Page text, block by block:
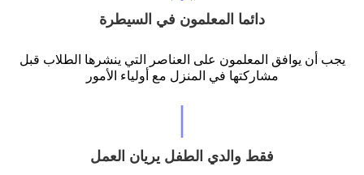
دائما المعلمون في السيطرة
يجب أن يوافق المعلمون على العناصر التي ينشرها الطلاب قبل
مشاركتها في المنزل مع أولياء الأمور
فقط والدي الطفل يريان العمل